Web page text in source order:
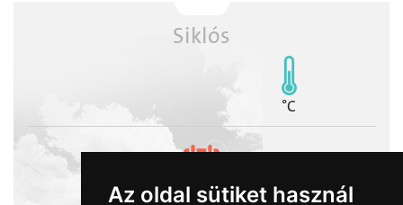
Az oldal sütiket használ
Siklós
°C
2026-08-07